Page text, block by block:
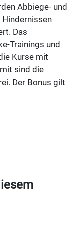
Abbiege- und
Das
Trainings und
Kurse mit
sind die
Der Bonus gilt